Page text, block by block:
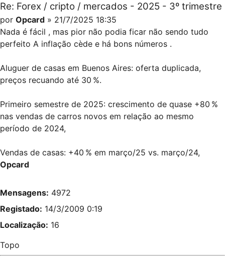
Re: Forex / cripto / mercados - 2025 - 3º trimestre
por Opcard » 21/7/2025 18:35
Nada é fácil , mas pior não podia ficar não sendo tudo
perfeito A inflação cède e há bons números .
Aluguer de casas em Buenos Aires: oferta duplicada,
preços recuando até 30 %.
Primeiro semestre de 2025: crescimento de quase +80 %
nas vendas de carros novos em relação ao mesmo
período de 2024,
Vendas de casas: +40 % em março/25 vs. março/24,
Opcard
Mensagens: 4972
Registado: 14/3/2009 0:19
Localização: 16
Topo